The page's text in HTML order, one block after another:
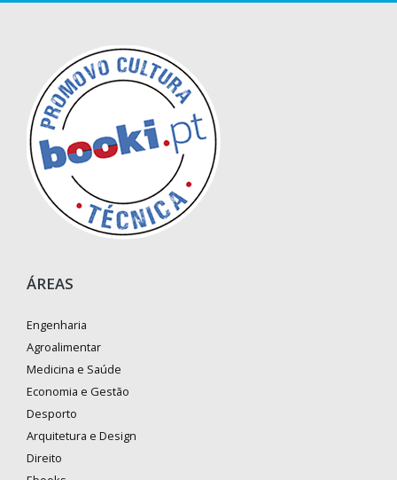
ÁREAS
Engenharia
Agroalimentar
Medicina e Saúde
Economia e Gestão
Desporto
Arquitetura e Design
Direito